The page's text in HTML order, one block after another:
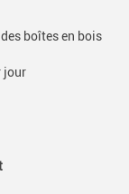
boîtes en bois
jour